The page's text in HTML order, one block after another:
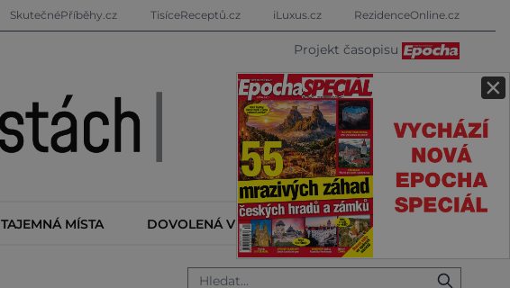
×
SkutečnéPříběhy.cz TisíceReceptů.cz iLuxus.cz RezidenceOnline.cz
Projekt časopisu
TAJEMNÁ MÍSTA DOVOLENÁ V ZAHRANIČÍ KALENDÁŘ AKCÍ